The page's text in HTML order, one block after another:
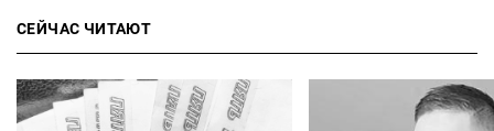
СЕЙЧАС ЧИТАЮТ